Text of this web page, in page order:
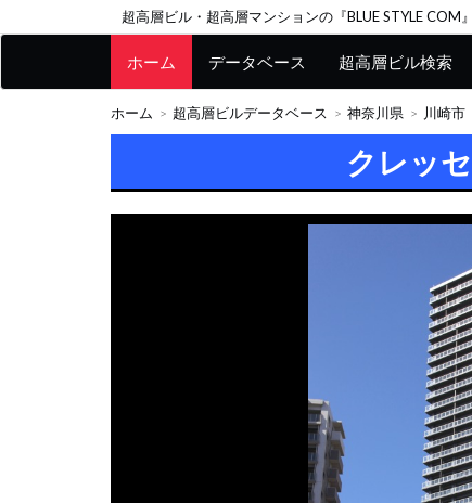
超高層ビル・超高層マンションの『BLUE STYLE COM』
ホーム データベース 超高層ビル検索
ホーム 超高層ビルデータベース 神奈川県 川崎市
クレッ